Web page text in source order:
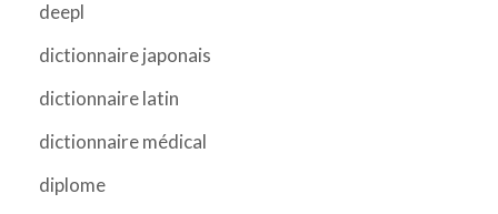
deepl
dictionnaire japonais
dictionnaire latin
dictionnaire médical
diplome